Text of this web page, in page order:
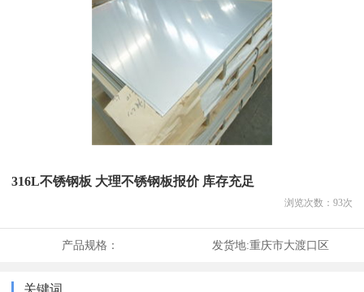
316L不锈钢板 大理不锈钢板报价 库存充足
浏览次数： 93次
产品规格： 发货地:重庆市大渡口区
关键词